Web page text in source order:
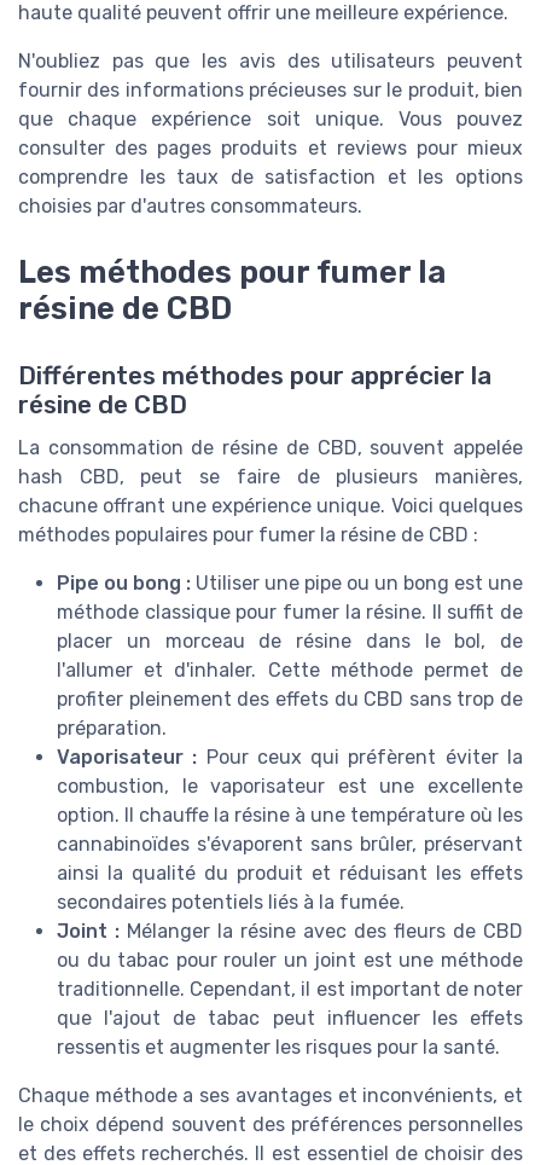
haute qualité peuvent offrir une meilleure expérience.
N'oubliez pas que les avis des utilisateurs peuvent
fournir des informations précieuses sur le produit, bien
que chaque expérience soit unique. Vous pouvez
consulter des pages produits et reviews pour mieux
comprendre les taux de satisfaction et les options
choisies par d'autres consommateurs.
Les méthodes pour fumer la
résine de CBD
Différentes méthodes pour apprécier la
résine de CBD
La consommation de résine de CBD, souvent appelée
hash CBD, peut se faire de plusieurs manières,
chacune offrant une expérience unique. Voici quelques
méthodes populaires pour fumer la résine de CBD :
Pipe ou bong : Utiliser une pipe ou un bong est une
méthode classique pour fumer la résine. Il suffit de
placer un morceau de résine dans le bol, de
l'allumer et d'inhaler. Cette méthode permet de
profiter pleinement des effets du CBD sans trop de
préparation.
Vaporisateur : Pour ceux qui préfèrent éviter la
combustion, le vaporisateur est une excellente
option. Il chauffe la résine à une température où les
cannabinoïdes s'évaporent sans brûler, préservant
ainsi la qualité du produit et réduisant les effets
secondaires potentiels liés à la fumée.
Joint : Mélanger la résine avec des fleurs de CBD
ou du tabac pour rouler un joint est une méthode
traditionnelle. Cependant, il est important de noter
que l'ajout de tabac peut influencer les effets
ressentis et augmenter les risques pour la santé.
Chaque méthode a ses avantages et inconvénients, et
le choix dépend souvent des préférences personnelles
et des effets recherchés. Il est essentiel de choisir des